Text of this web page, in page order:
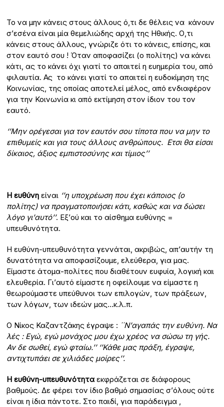
Το να μην κάνεις στους άλλους ό,τι δε θέλεις να κάνουν
σ’εσένα είναι μία θεμελιώδης αρχή της Ηθικής. Ο,τι
κάνεις στους άλλους, γνώριζε ότι το κάνεις, επίσης, και
στον εαυτό σου ! Όταν αποφασίζει (ο πολίτης) να κάνει
κάτι, ας το κάνει όχι γιατί το απαιτεί η ευημερία του, από
φιλαυτία. Ας το κάνει γιατί το απαιτεί η ευδοκίμηση της
Κοινωνίας, της οποίας αποτελεί μέλος, από ενδιαφέρον
για την Κοινωνία κι από εκτίμηση στον ίδιον του τον
εαυτό.
‘’Μην ορέγεσαι για τον εαυτόν σου τίποτα που να μην το
επιθυμείς και για τους άλλους ανθρώπους. Ετσι θα είσαι
δίκαιος, άξιος εμπιστοσύνης και τίμιος’’
Η ευθύνη είναι ‘’η υποχρέωση που έχει κάποιος (ο
πολίτης) να πραγματοποιήσει κάτι, καθώς και να δώσει
λόγο γι’αυτό’’. Εξ’ού και το αίσθημα ευθύνης =
υπευθυνότητα.
Η ευθύνη-υπευθυνότητα γεννάται, ακριβώς, απ’αυτήν τη
δυνατότητα να αποφασίζουμε, ελεύθερα, για μας.
Είμαστε άτομα-πολίτες που διαθέτουν ευφυία, λογική και
ελευθερία. Γι’αυτό είμαστε η οφείλουμε να είμαστε η
θεωρούμαστε υπεύθυνοι των επιλογών, των πράξεων,
των λόγων, των ιδεών μας…κ.λ.π.
Ο Νίκος Καζαντζάκης έγραψε : ΄΄Ν’αγαπάς την ευθύνη. Να
λές : Εγώ, εγώ μονάχος μου έχω χρέος να σώσω τη γής.
Αν δε σωθεί, εγώ φταίω.’’ ‘’Κάθε μας πράξη, έγραψε,
αντιχτυπάει σε χιλιάδες μοίρες’’.
Η ευθύνη-υπευθυνότητα εκφράζεται σε διάφορους
βαθμούς. Δε φέρει τον ίδιο βαθμό σημασίας σ’όλους ούτε
είναι η ίδια πάντοτε. Στο παιδί, για παράδειγμα ,